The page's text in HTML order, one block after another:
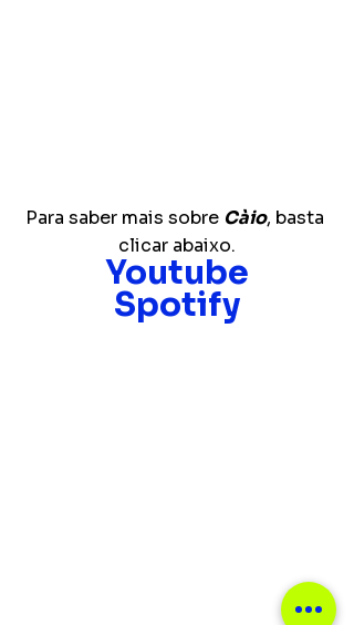
Para saber mais sobre Càio, basta
clicar abaixo.
Youtube
Spotify